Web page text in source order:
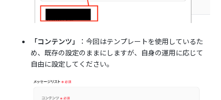
「コンテンツ」
：今回はテンプレートを使用しているた
め、既存の設定のままにしますが、自身の運用に応じて
自由に設定してください。